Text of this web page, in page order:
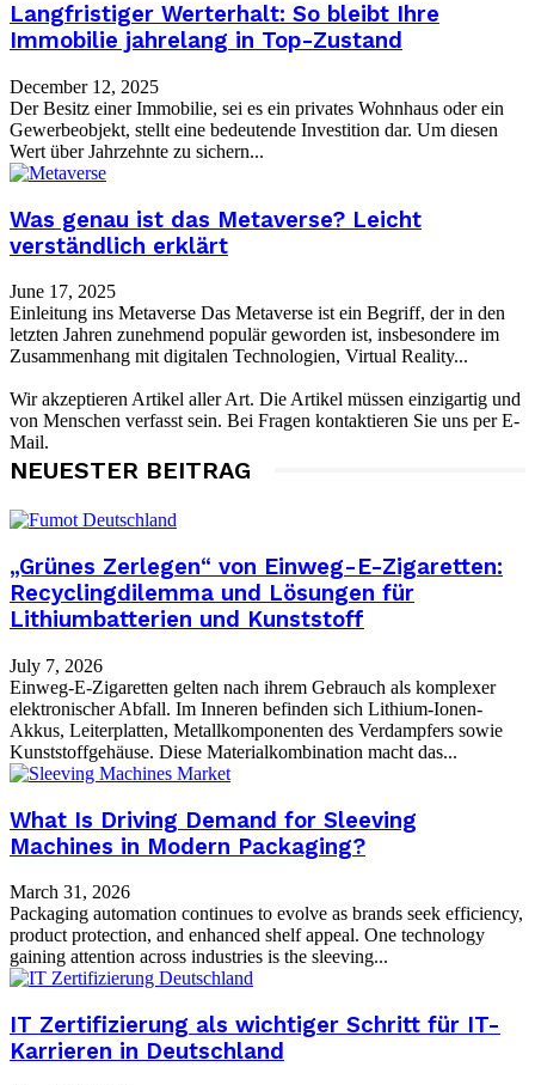
Langfristiger Werterhalt: So bleibt Ihre
Immobilie jahrelang in Top-Zustand
December 12, 2025
Der Besitz einer Immobilie, sei es ein privates Wohnhaus oder ein
Gewerbeobjekt, stellt eine bedeutende Investition dar. Um diesen
Wert über Jahrzehnte zu sichern...
Was genau ist das Metaverse? Leicht
verständlich erklärt
June 17, 2025
Einleitung ins Metaverse Das Metaverse ist ein Begriff, der in den
letzten Jahren zunehmend populär geworden ist, insbesondere im
Zusammenhang mit digitalen Technologien, Virtual Reality...
Wir akzeptieren Artikel aller Art. Die Artikel müssen einzigartig und
von Menschen verfasst sein. Bei Fragen kontaktieren Sie uns per E-
Mail.
NEUESTER BEITRAG
„Grünes Zerlegen“ von Einweg-E-Zigaretten:
Recyclingdilemma und Lösungen für
Lithiumbatterien und Kunststoff
July 7, 2026
Einweg-E-Zigaretten gelten nach ihrem Gebrauch als komplexer
elektronischer Abfall. Im Inneren befinden sich Lithium-Ionen-
Akkus, Leiterplatten, Metallkomponenten des Verdampfers sowie
Kunststoffgehäuse. Diese Materialkombination macht das...
What Is Driving Demand for Sleeving
Machines in Modern Packaging?
March 31, 2026
Packaging automation continues to evolve as brands seek efficiency,
product protection, and enhanced shelf appeal. One technology
gaining attention across industries is the sleeving...
IT Zertifizierung als wichtiger Schritt für IT-
Karrieren in Deutschland